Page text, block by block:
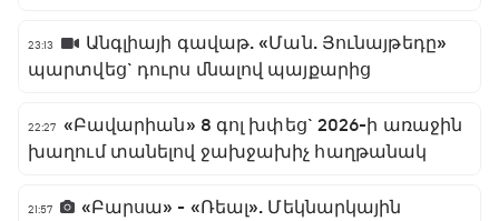
23:13
Անգլիայի գավաթ. «Ման. Յունայթեդը»
պարտվեց` դուրս մնալով պայքարից
22:27 «Բավարիան» 8 գոլ խփեց` 2026-ի առաջին
խաղում տանելով ջախջախիչ հաղթանակ
21:57
«Բարսա» - «Ռեալ». Մեկնարկային